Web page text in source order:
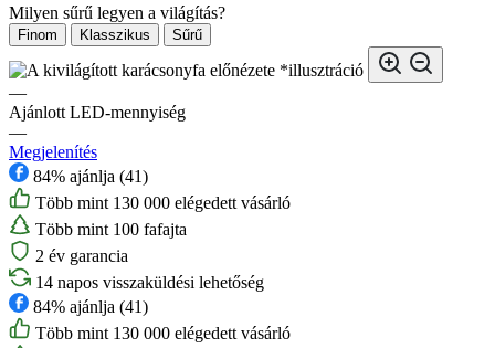
Milyen sűrű legyen a világítás?
Finom Klasszikus Sűrű
*illusztráció
—
Ajánlott LED-mennyiség
—
Megjelenítés
84% ajánlja (41)
Több mint 130 000 elégedett vásárló
Több mint 100 fafajta
2 év garancia
14 napos visszaküldési lehetőség
84% ajánlja (41)
Több mint 130 000 elégedett vásárló